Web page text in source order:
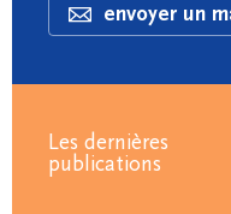
envoyer un
Les dernières
publications